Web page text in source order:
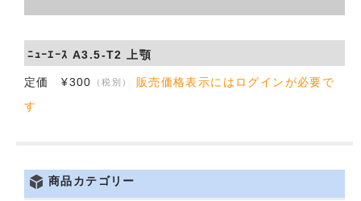
ﾆｭｰｴｰｽ A3.5-T2 上顎
定価 ¥300 （税別）
販売価格表示にはログインが必要で
す
商品カテゴリー